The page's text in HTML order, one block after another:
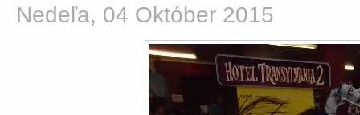
Nedeľa, 04 Október 2015